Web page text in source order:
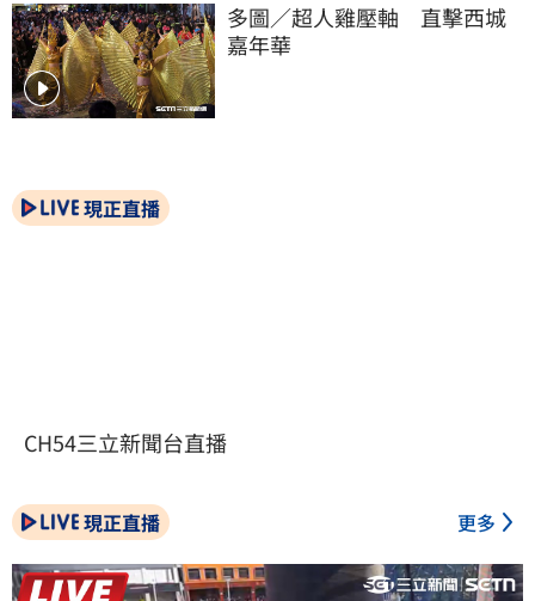
多圖／超人雞壓軸　直擊西城
嘉年華
現正直播
CH54三立新聞台直播
現正直播 更多